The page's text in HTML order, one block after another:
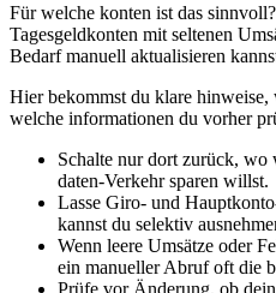
Für welche konten ist das
Tagesgeldkonten mit seltenen
Bedarf manuell aktualisieren
Hier bekommst du klare
welche informationen du vorher
Schalte nur dort zurück, wo
daten-Verkehr sparen willst.
Lasse Giro- und
kannst du selektiv
Wenn leere Umsätze oder
ein manueller Abruf oft die
Prüfe vor Änderung, ob